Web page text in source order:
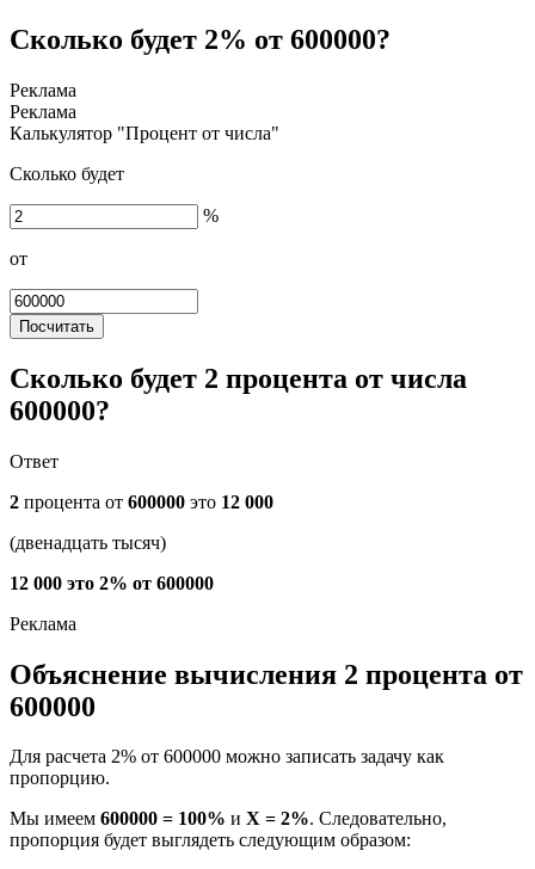
Сколько будет 2% от 600000?
Калькулятор "Процент от числа"
Сколько будет
%
от
Посчитать
Сколько будет 2 процента от числа
600000?
Ответ
2 процента от 600000 это 12 000
(двенадцать тысяч)
12 000 это 2% от 600000
Объяснение вычисления 2 процента от
600000
Для расчета 2% от 600000 можно записать задачу как
пропорцию.
Мы имеем 600000 = 100% и X = 2%. Следовательно,
пропорция будет выглядеть следующим образом: